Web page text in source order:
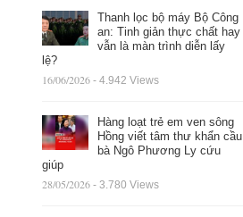
Thanh lọc bộ máy Bộ Công
an: Tinh giản thực chất hay
vẫn là màn trình diễn lấy
lệ?
16/06/2026 - 4.942 Views
Hàng loạt trẻ em ven sông
Hồng viết tâm thư khẩn cầu
bà Ngô Phương Ly cứu
giúp
28/05/2026 - 3.780 Views